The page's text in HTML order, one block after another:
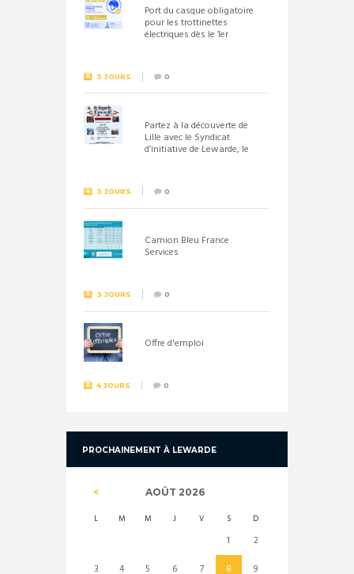
Port du casque obligatoire
pour les trottinettes
électriques dès le 1er
3 JOURS 0
Partez à la découverte de
Lille avec le Syndicat
d’initiative de Lewarde, le
3 JOURS 0
Camion Bleu France
Services
3 JOURS 0
Offre d'emploi
4 JOURS 0
PROCHAINEMENT À LEWARDE
AOÛT 2026
L M M J V S D
1
2
3
4 5 6 7 8 9